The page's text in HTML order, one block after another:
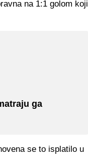
na 1:1 golom koji
ga
se to isplatilo u